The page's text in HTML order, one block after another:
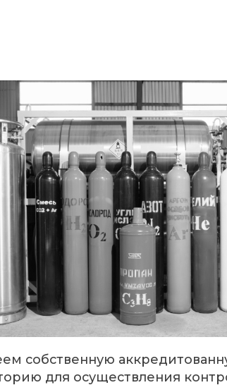
аккредитованную
осуществления контроля качества
продукции. У нас работает
персонал, который поможет Вам
как в технических, так и во всех
связанных с техническими